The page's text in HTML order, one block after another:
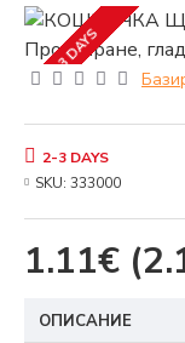
2-3 DAYS
1.11€
2-3 DAYS
SKU: 333000
ОПИСАНИЕ